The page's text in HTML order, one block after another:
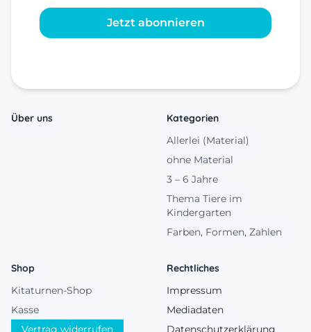
Jetzt abonnieren
Über uns
Kategorien
Allerlei (Material)
ohne Material
3 – 6 Jahre
Thema Tiere im
Kindergarten
Farben, Formen, Zahlen
Shop
Kitaturnen-Shop
Kasse
Vertrag widerrufen
Rechtliches
Impressum
Mediadaten
Datenschutzerklärung